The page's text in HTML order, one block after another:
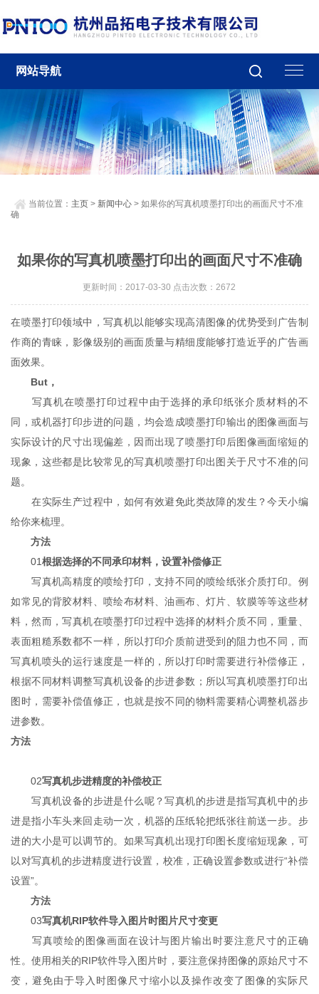
网站导航
当前位置： 主页 > 新闻中心 > 如果你的写真机喷墨打印出的画面尺寸不准
确
如果你的写真机喷墨打印出的画面尺寸不准确
更新时间：2017-03-30 点击次数：2672
在喷墨打印领域中，写真机以能够实现高清图像的优势受到广告制
作商的青睐，影像级别的画面质量与精细度能够打造近乎的广告画
面效果。
But，
写真机在喷墨打印过程中由于选择的承印纸张介质材料的不
同，或机器打印步进的问题，均会造成喷墨打印输出的图像画面与
实际设计的尺寸出现偏差，因而出现了喷墨打印后图像画面缩短的
现象，这些都是比较常见的写真机喷墨打印出图关于尺寸不准的问
题。
在实际生产过程中，如何有效避免此类故障的发生？今天小编
给你来梳理。
方法
01根据选择的不同承印材料，设置补偿修正
写真机高精度的喷绘打印，支持不同的喷绘纸张介质打印。例
如常见的背胶材料、喷绘布材料、油画布、灯片、软膜等等这些材
料，然而，写真机在喷墨打印过程中选择的材料介质不同，重量、
表面粗糙系数都不一样，所以打印介质前进受到的阻力也不同，而
写真机喷头的运行速度是一样的，所以打印时需要进行补偿修正，
根据不同材料调整写真机设备的步进参数；所以写真机喷墨打印出
图时，需要补偿值修正，也就是按不同的物料需要精心调整机器步
进参数。
方法
02写真机步进精度的补偿校正
写真机设备的步进是什么呢？写真机的步进是指写真机中的步
进是指小车头来回走动一次，机器的压纸轮把纸张往前送一步。步
进的大小是可以调节的。如果写真机出现打印图长度缩短现象，可
以对写真机的步进精度进行设置，校准，正确设置参数或进行“补偿
设置”。
方法
03写真机RIP软件导入图片时图片尺寸变更
写真喷绘的图像画面在设计与图片输出时要注意尺寸的正确
性。使用相关的RIP软件导入图片时，要注意保持图像的原始尺寸不
变，避免由于导入时图像尺寸缩小以及操作改变了图像的实际尺